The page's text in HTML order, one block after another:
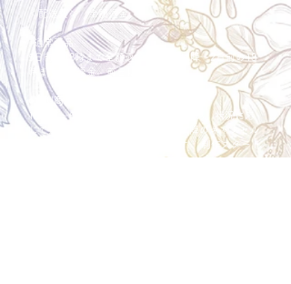
＜配送費＞ 全額返金。
​◎通常商品
5日前の18時まで全額返金。4日目以降〜2日前の18
時まで50%返金。前日は返金不可。
◎大型商品・オーダー商品
10日前〜5日前にかけ資材発注をする為、状況に応
じて返金額が変動します。10日前以降のキャンセル
の場合はお電話で頂きたく存じます。 制作スタート